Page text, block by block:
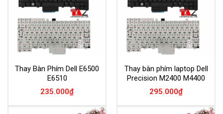
Thay Bàn Phím Dell E6500
E6510
235.000₫
Thay bàn phím laptop Dell
Precision M2400 M4400
295.000₫